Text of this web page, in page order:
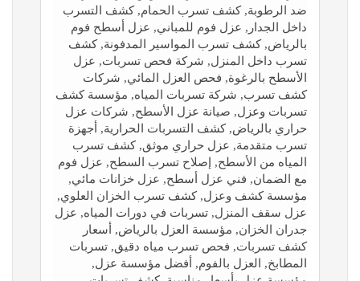
ضد الرطوبة, كشف تسرب الحمام, كشف التسرب
داخل الجدار, عزل فوم للمباني, عزل أسطح فوم
بالرياض, كشف تسرب المواسير المدفونة, كشف
تسرب داخل المنزل, شركة فحص تسربات, عزل
الأسطح بالرغوة, فحص العزل المائي, شركات
كشف تسرب, شركة تسربات المياه, مؤسسة كشف
تسربات وعزل, صيانة عزل الأسطح, شركات عزل
حراري بالرياض, كشف التسربات الحرارية, أجهزة
تسرب متقدمة, عزل حراري موثق, كشف تسرب
المياه من الأسطح, إصلاح تسرب السطح, عزل فوم
مع الضمان, فني عزل أسطح, عزل خزانات مائي,
مؤسسة كشف وعزل, كشف تسرب الخزان العلوي,
عزل سقف المنزل, تسربات في دورات المياه, عزل
جدران الخزان, مؤسسة العزل بالرياض, أسعار
كشف تسربات, فحص تسرب مياه دقيق, تسربات
المطابخ, العزل بالفوم, أفضل مؤسسة عزل,